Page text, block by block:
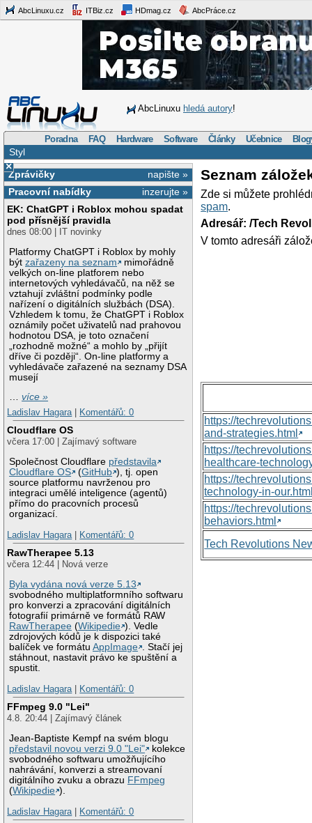
AbcLinuxu.cz ITBiz.cz HDmag.cz AbcPráce.cz
AbcLinuxu hledá autory!
Poradna FAQ Hardware Software Články Učebnice
Styl
×
napište »
Zprávičky
inzerujte »
Pracovní nabídky
EK: ChatGPT i Roblox mohou spadat
pod přísnější pravidla
dnes 08:00 | IT novinky
Platformy ChatGPT i Roblox by mohly
býtzařazeny na seznam
mimořádně
velkých on-line platforem nebo
internetových vyhledávačů, na něž se
vztahují zvláštní podmínky podle
nařízení o digitálních službách (DSA).
Vzhledem k tomu, že ChatGPT i Roblox
oznámily počet uživatelů nad prahovou
hodnotou DSA, je toto označení
„rozhodně možné“ a mohlo by „přijít
dříve či později“. On-line platformy a
vyhledávače zařazené na seznamy DSA
musejí
…více »
Ladislav Hagara
Komentářů: 0
Cloudflare OS
včera 17:00 | Zajímavý software
Společnost Cloudflare představila
Cloudflare OS
(GitHub ), tj. open
source platformu navrženou pro
integraci umělé inteligence (agentů)
přímo do pracovních procesů
organizací.
Ladislav Hagara
Komentářů: 0
RawTherapee 5.13
včera 12:44 | Nová verze
Byla vydána nová verze 5.13
svobodného multiplatformního softwaru
pro konverzi a zpracování digitálních
fotografií primárně ve formátů RAW
RawTherapee (Wikipedie ). Vedle
zdrojových kódů je k dispozici také
balíček ve formátuAppImage . Stačí jej
stáhnout, nastavit právo ke spuštění a
spustit.
Ladislav Hagara
Komentářů: 0
FFmpeg 9.0 "Lei"
4.8. 20:44 | Zajímavý článek
Jean-Baptiste Kempf na svém blogu
představil novou verzi 9.0 "Lei"
kolekce
svobodného softwaru umožňujícího
nahrávání, konverzi a streamovaní
digitálního zvuku a obrazu FFmpeg
(Wikipedie ).
Ladislav Hagara
Komentářů: 0
Seznam
Zde si můžete
spam.
Adresář: /Tech
V tomto adresáři
https://
and-strategies.html
https://
healthcare-
https://
technology-in-
https://
behaviors.html
Tech Revolutions